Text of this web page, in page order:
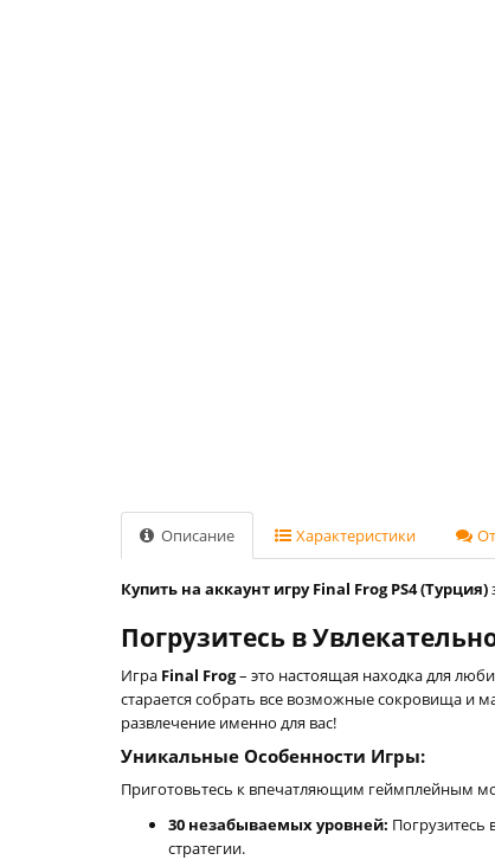
Описание Характеристики
Купить на аккаунт игру Final Frog PS4 (Турция)
Погрузитесь в
Игра Final Frog– это настоящая находка для
старается собрать все возможные сокровища и
развлечение именно для вас!
Уникальные Особенности Игры:
Приготовьтесь к впечатляющим геймплейным
30 незабываемых уровней: Погрузитесь
стратегии.